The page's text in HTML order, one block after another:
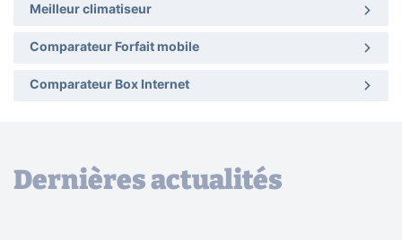
Meilleur climatiseur
Comparateur Forfait mobile
Comparateur Box Internet
Dernières actualités